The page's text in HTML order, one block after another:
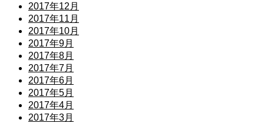
2017年12月
2017年11月
2017年10月
2017年9月
2017年8月
2017年7月
2017年6月
2017年5月
2017年4月
2017年3月